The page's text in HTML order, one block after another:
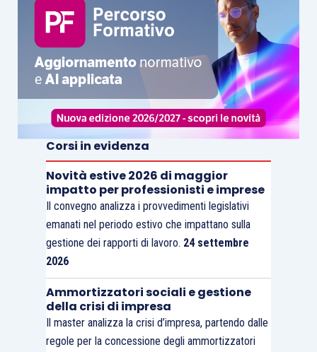
Corsi in evidenza
Novità estive 2026 di maggior
impatto per professionisti e imprese
Il convegno analizza i provvedimenti legislativi
emanati nel periodo estivo che impattano sulla
gestione dei rapporti di lavoro. 24 settembre
2026
Ammortizzatori sociali e gestione
della crisi di impresa
Il master analizza la crisi d’impresa, partendo dalle
regole per la concessione degli ammortizzatori